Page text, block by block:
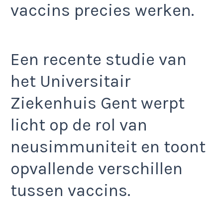
vaccins precies werken.
Een recente studie van
het Universitair
Ziekenhuis Gent werpt
licht op de rol van
neusimmuniteit en toont
opvallende verschillen
tussen vaccins.